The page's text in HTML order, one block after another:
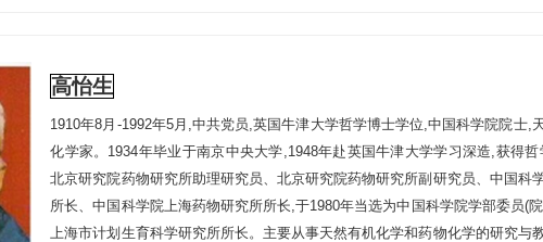
高怡生
1910年8月-1992年5月,中共党员,英国牛津大学哲学博士学位,中国科学院院士,
化学家。1934年毕业于南京中央大学,1948年赴英国牛津大学学习深造,获得
北京研究院药物研究所助理研究员、北京研究院药物研究所副研究员、中国科
所长、中国科学院上海药物研究所所长,于1980年当选为中国科学院学部委员(
上海市计划生育科学研究所所长。主要从事天然有机化学和药物化学的研究与